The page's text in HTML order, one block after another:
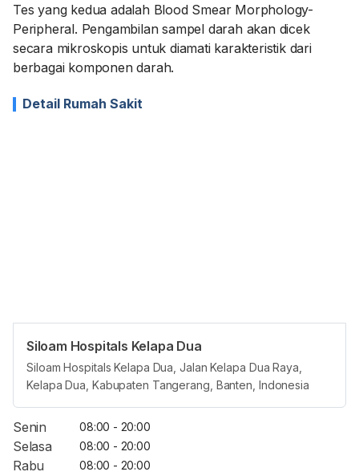
Tes yang kedua adalah Blood Smear Morphology-
Peripheral. Pengambilan sampel darah akan dicek
secara mikroskopis untuk diamati karakteristik dari
berbagai komponen darah.
Detail Rumah Sakit
Siloam Hospitals Kelapa Dua
Siloam Hospitals Kelapa Dua, Jalan Kelapa Dua Raya,
Kelapa Dua, Kabupaten Tangerang, Banten, Indonesia
Opening Hours
Jam Reguler
Senin 08:00 - 20:00
Selasa 08:00 - 20:00
Rabu 08:00 - 20:00